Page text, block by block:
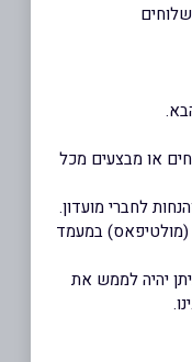
או מבצעים מכל
לחברי מועדון.
(מולטיפאס) במעמד
יהיה לממש את